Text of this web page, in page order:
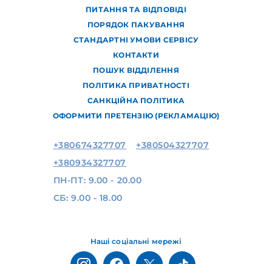
ПИТАННЯ ТА ВІДПОВІДІ
ПОРЯДОК ПАКУВАННЯ
СТАНДАРТНІ УМОВИ СЕРВІСУ
КОНТАКТИ
ПОШУК ВІДДІЛЕННЯ
ПОЛІТИКА ПРИВАТНОСТІ
САНКЦІЙНА ПОЛІТИКА
ОФОРМИТИ ПРЕТЕНЗІЮ (РЕКЛАМАЦІЮ)
Наші соціальні мережі
+380674327707
+380504327707
+380934327707
ПН-ПТ: 9.00 - 20.00
СБ: 9.00 - 18.00